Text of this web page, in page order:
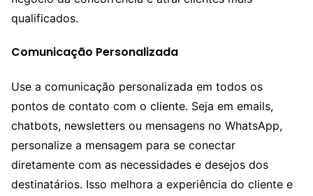
qualificados.
Comunicação Personalizada
Use a comunicação personalizada em todos os
pontos de contato com o cliente. Seja em emails,
chatbots, newsletters ou mensagens no WhatsApp,
personalize a mensagem para se conectar
diretamente com as necessidades e desejos dos
destinatários. Isso melhora a experiência do cliente e